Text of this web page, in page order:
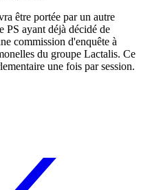
être portée par un autre
PS ayant déjà décidé de
commission d'enquête à
du groupe Lactalis. Ce
une fois par session.